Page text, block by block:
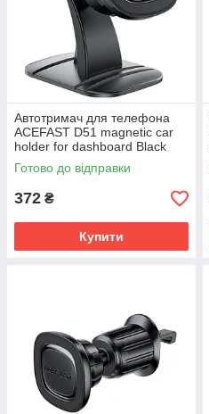
Автотримач для телефона
ACEFAST D51 magnetic car
holder for dashboard Black
Готово до відправки
372 ₴
Купити